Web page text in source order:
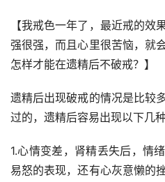
【我戒色一年了，最近戒的效
强很强，而且心里很苦恼，就
怎样才能在遗精后不破戒？】
遗精后出现破戒的情况是比较
过的，遗精后容易出现以下几种
1.心情变差，肾精丢失后，情
易怒的表现，还有心灰意懒的